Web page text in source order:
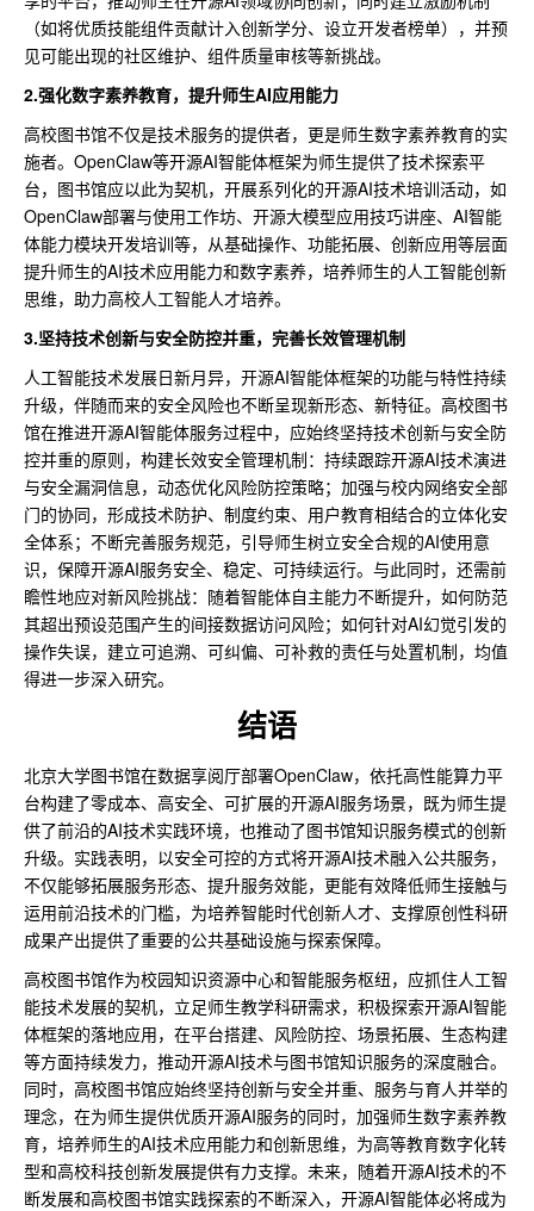
（如将优质技能组件贡献计入创新学分、设立开发者榜单），并预
见可能出现的社区维护、组件质量审核等新挑战。
2.强化数字素养教育，提升师生AI应用能力
高校图书馆不仅是技术服务的提供者，更是师生数字素养教育的实
施者。OpenClaw等开源AI智能体框架为师生提供了技术探索平
台，图书馆应以此为契机，开展系列化的开源AI技术培训活动，如
OpenClaw部署与使用工作坊、开源大模型应用技巧讲座、AI智能
体能力模块开发培训等，从基础操作、功能拓展、创新应用等层面
提升师生的AI技术应用能力和数字素养，培养师生的人工智能创新
思维，助力高校人工智能人才培养。
3.坚持技术创新与安全防控并重，完善长效管理机制
人工智能技术发展日新月异，开源AI智能体框架的功能与特性持续
升级，伴随而来的安全风险也不断呈现新形态、新特征。高校图书
馆在推进开源AI智能体服务过程中，应始终坚持技术创新与安全防
控并重的原则，构建长效安全管理机制：持续跟踪开源AI技术演进
与安全漏洞信息，动态优化风险防控策略；加强与校内网络安全部
门的协同，形成技术防护、制度约束、用户教育相结合的立体化安
全体系；不断完善服务规范，引导师生树立安全合规的AI使用意
识，保障开源AI服务安全、稳定、可持续运行。与此同时，还需前
瞻性地应对新风险挑战：随着智能体自主能力不断提升，如何防范
其超出预设范围产生的间接数据访问风险；如何针对AI幻觉引发的
操作失误，建立可追溯、可纠偏、可补救的责任与处置机制，均值
得进一步深入研究。
结语
北京大学图书馆在数据享阅厅部署OpenClaw，依托高性能算力平
台构建了零成本、高安全、可扩展的开源AI服务场景，既为师生提
供了前沿的AI技术实践环境，也推动了图书馆知识服务模式的创新
升级。实践表明，以安全可控的方式将开源AI技术融入公共服务，
不仅能够拓展服务形态、提升服务效能，更能有效降低师生接触与
运用前沿技术的门槛，为培养智能时代创新人才、支撑原创性科研
成果产出提供了重要的公共基础设施与探索保障。
高校图书馆作为校园知识资源中心和智能服务枢纽，应抓住人工智
能技术发展的契机，立足师生教学科研需求，积极探索开源AI智能
体框架的落地应用，在平台搭建、风险防控、场景拓展、生态构建
等方面持续发力，推动开源AI技术与图书馆知识服务的深度融合。
同时，高校图书馆应始终坚持创新与安全并重、服务与育人并举的
理念，在为师生提供优质开源AI服务的同时，加强师生数字素养教
育，培养师生的AI技术应用能力和创新思维，为高等教育数字化转
型和高校科技创新发展提供有力支撑。未来，随着开源AI技术的不
断发展和高校图书馆实践探索的不断深入，开源AI智能体必将成为